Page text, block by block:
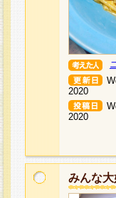
2020
2020
みんな